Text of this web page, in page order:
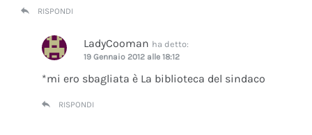
RISPONDI
LadyCooman ha detto:
19 Gennaio 2012 alle 18:12
*mi ero sbagliata è La biblioteca del sindaco
RISPONDI